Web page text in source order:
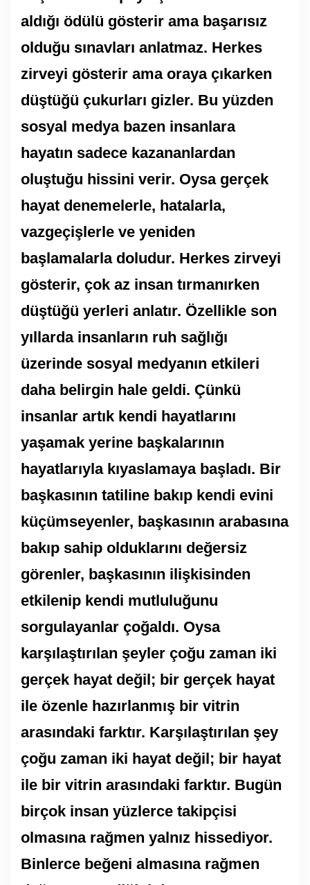
aldığı ödülü gösterir ama başarısız
olduğu sınavları anlatmaz. Herkes
zirveyi gösterir ama oraya çıkarken
düştüğü çukurları gizler. Bu yüzden
sosyal medya bazen insanlara
hayatın sadece kazananlardan
oluştuğu hissini verir. Oysa gerçek
hayat denemelerle, hatalarla,
vazgeçişlerle ve yeniden
başlamalarla doludur. Herkes zirveyi
gösterir, çok az insan tırmanırken
düştüğü yerleri anlatır. Özellikle son
yıllarda insanların ruh sağlığı
üzerinde sosyal medyanın etkileri
daha belirgin hale geldi. Çünkü
insanlar artık kendi hayatlarını
yaşamak yerine başkalarının
hayatlarıyla kıyaslamaya başladı. Bir
başkasının tatiline bakıp kendi evini
küçümseyenler, başkasının arabasına
bakıp sahip olduklarını değersiz
görenler, başkasının ilişkisinden
etkilenip kendi mutluluğunu
sorgulayanlar çoğaldı. Oysa
karşılaştırılan şeyler çoğu zaman iki
gerçek hayat değil; bir gerçek hayat
ile özenle hazırlanmış bir vitrin
arasındaki farktır. Karşılaştırılan şey
çoğu zaman iki hayat değil; bir hayat
ile bir vitrin arasındaki farktır. Bugün
birçok insan yüzlerce takipçisi
olmasına rağmen yalnız hissediyor.
Binlerce beğeni almasına rağmen